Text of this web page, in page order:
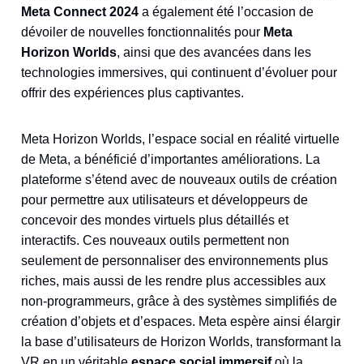
Meta Connect 2024 a également été l’occasion de
dévoiler de nouvelles fonctionnalités pour Meta
Horizon Worlds, ainsi que des avancées dans les
technologies immersives, qui continuent d’évoluer pour
offrir des expériences plus captivantes.
Meta Horizon Worlds, l’espace social en réalité virtuelle
de Meta, a bénéficié d’importantes améliorations. La
plateforme s’étend avec de nouveaux outils de création
pour permettre aux utilisateurs et développeurs de
concevoir des mondes virtuels plus détaillés et
interactifs. Ces nouveaux outils permettent non
seulement de personnaliser des environnements plus
riches, mais aussi de les rendre plus accessibles aux
non-programmeurs, grâce à des systèmes simplifiés de
création d’objets et d’espaces. Meta espère ainsi élargir
la base d’utilisateurs de Horizon Worlds, transformant la